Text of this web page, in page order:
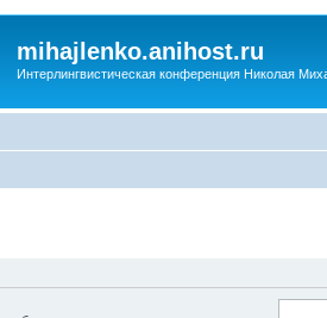
mihajlenko.anihost.ru
Интерлингвистическая конференция Николая